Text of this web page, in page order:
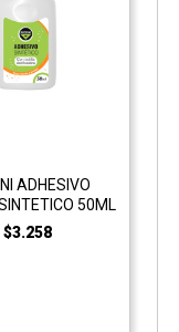
ADHESIVO
50ML
$3.258